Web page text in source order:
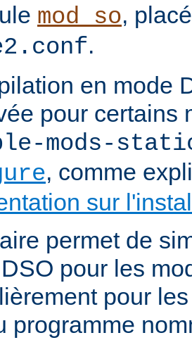
mod_so,
.
en mode
pour certains
mods-
, comme
sur
permet de
pour les
pour
programme